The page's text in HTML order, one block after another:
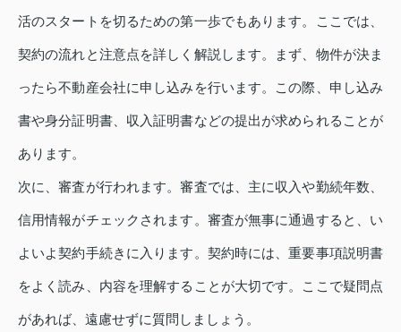
活のスタートを切るための第一歩でもあります。ここでは、
契約の流れと注意点を詳しく解説します。まず、物件が決ま
ったら不動産会社に申し込みを行います。この際、申し込み
書や身分証明書、収入証明書などの提出が求められることが
あります。
次に、審査が行われます。審査では、主に収入や勤続年数、
信用情報がチェックされます。審査が無事に通過すると、い
よいよ契約手続きに入ります。契約時には、重要事項説明書
をよく読み、内容を理解することが大切です。ここで疑問点
があれば、遠慮せずに質問しましょう。